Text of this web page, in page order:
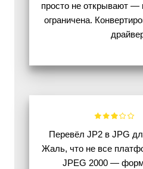
просто не открывают
ограничена.
Перевёл JP2 в JPG
Жаль, что не все
JPEG 2000 —